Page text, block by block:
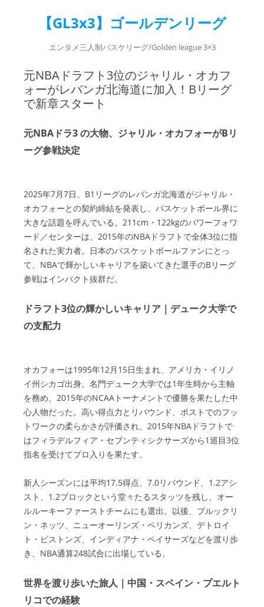
【GL3x3】ゴールデンリーグ
エンタメ三人制バスケリーグ/Golden league 3×3
元NBAドラフト3位のジャリル・オカフ
ォーがレバンガ北海道に加入！Bリーグ
で新章スタート
元NBAドラ3 の大物、ジャリル・オカフォーがBリ
ーグ参戦決定
2025年7月7日、B1リーグのレバンガ北海道がジャリル・
オカフォーとの契約締結を発表し、バスケットボール界に
大きな話題を呼んでいる。211cm・122kgのパワーフォワ
ード／センターは、2015年のNBAドラフトで全体3位に指
名された実力者。日本のバスケットボールファンにとっ
て、NBAで輝かしいキャリアを築いてきた選手のBリーグ
参戦はインパクト抜群だ。
ドラフト3位の輝かしいキャリア｜デューク大学で
の支配力
オカフォーは1995年12月15日生まれ、アメリカ・イリノ
イ州シカゴ出身。名門デューク大学では1年生時から主軸
を務め、2015年のNCAAトーナメントで優勝を果たした中
心人物だった。高い得点力とリバウンド、ポストでのフッ
トワークの柔らかさが評価され、2015年NBAドラフトで
はフィラデルフィア・セブンティシクサーズから1巡目3位
指名を受けてプロ入りを果たす。
新人シーズンには平均17.5得点、7.0リバウンド、1.2アシ
スト、1.2ブロックという堂々たるスタッツを残し、オー
ルルーキーファーストチームにも選出。以後、ブルックリ
ン・ネッツ、ニューオーリンズ・ペリカンズ、デトロイ
ト・ピストンズ、インディアナ・ペイサーズなどを渡り歩
き、NBA通算248試合に出場している。
世界を渡り歩いた旅人｜中国・スペイン・プエルト
リコでの経験